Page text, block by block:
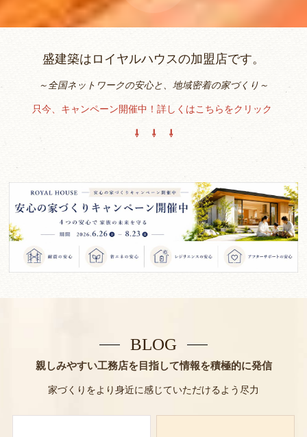
盛建築はロイヤルハウスの加盟店です。
～全国ネットワークの安心と、地域密着の家づくり～
只今、キャンペーン開催中！詳しくはこちらをクリック
⇩ ⇩ ⇩
親しみやすい工務店を目指して情報を積極的に発信
BLOG
家づくりをより身近に感じていただけるよう尽力